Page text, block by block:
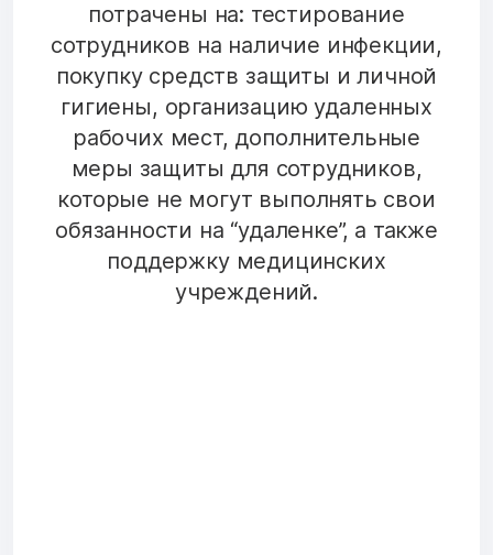
потрачены на: тестирование
сотрудников на наличие инфекции,
покупку средств защиты и личной
гигиены, организацию удаленных
рабочих мест, дополнительные
меры защиты для сотрудников,
которые не могут выполнять свои
обязанности на “удаленке”, а также
поддержку медицинских
учреждений.